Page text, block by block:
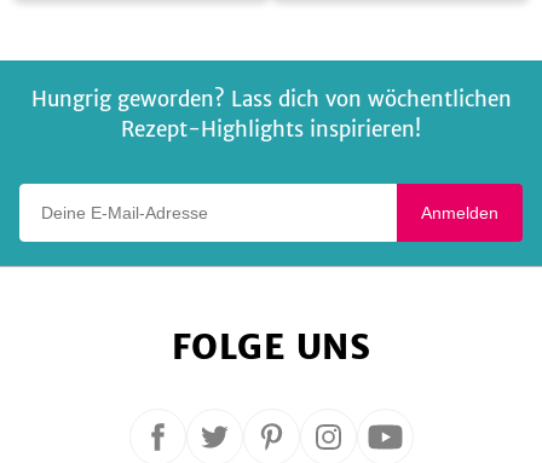
Kartoffeln
Hungrig geworden? Lass dich von wöchentlichen
Rezept-Highlights inspirieren!
Anmelden
FOLGE UNS
Folge Folge
Folge Folge Folge